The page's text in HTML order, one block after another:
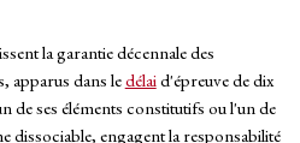
la garantie décennale des
apparus dans ledélaid'épreuve de dix
de ses éléments constitutifs ou l'un de
dissociable, engagent la responsabilité